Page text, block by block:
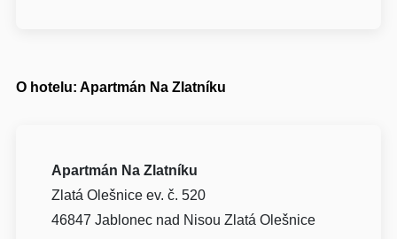
O hotelu: Apartmán Na Zlatníku
Apartmán Na Zlatníku
Zlatá Olešnice ev. č. 520
46847 Jablonec nad Nisou Zlatá Olešnice